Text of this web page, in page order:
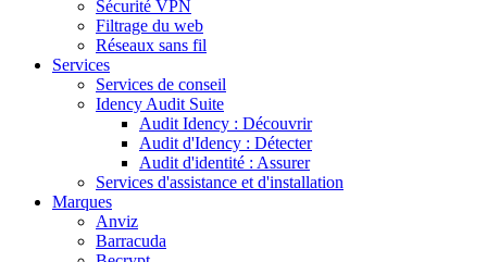
Sécurité VPN
Filtrage du web
Réseaux sans fil
Services
Services de conseil
Idency Audit Suite
Audit Idency : Découvrir
Audit d'Idency : Détecter
Audit d'identité : Assurer
Services d'assistance et d'installation
Marques
Anviz
Barracuda